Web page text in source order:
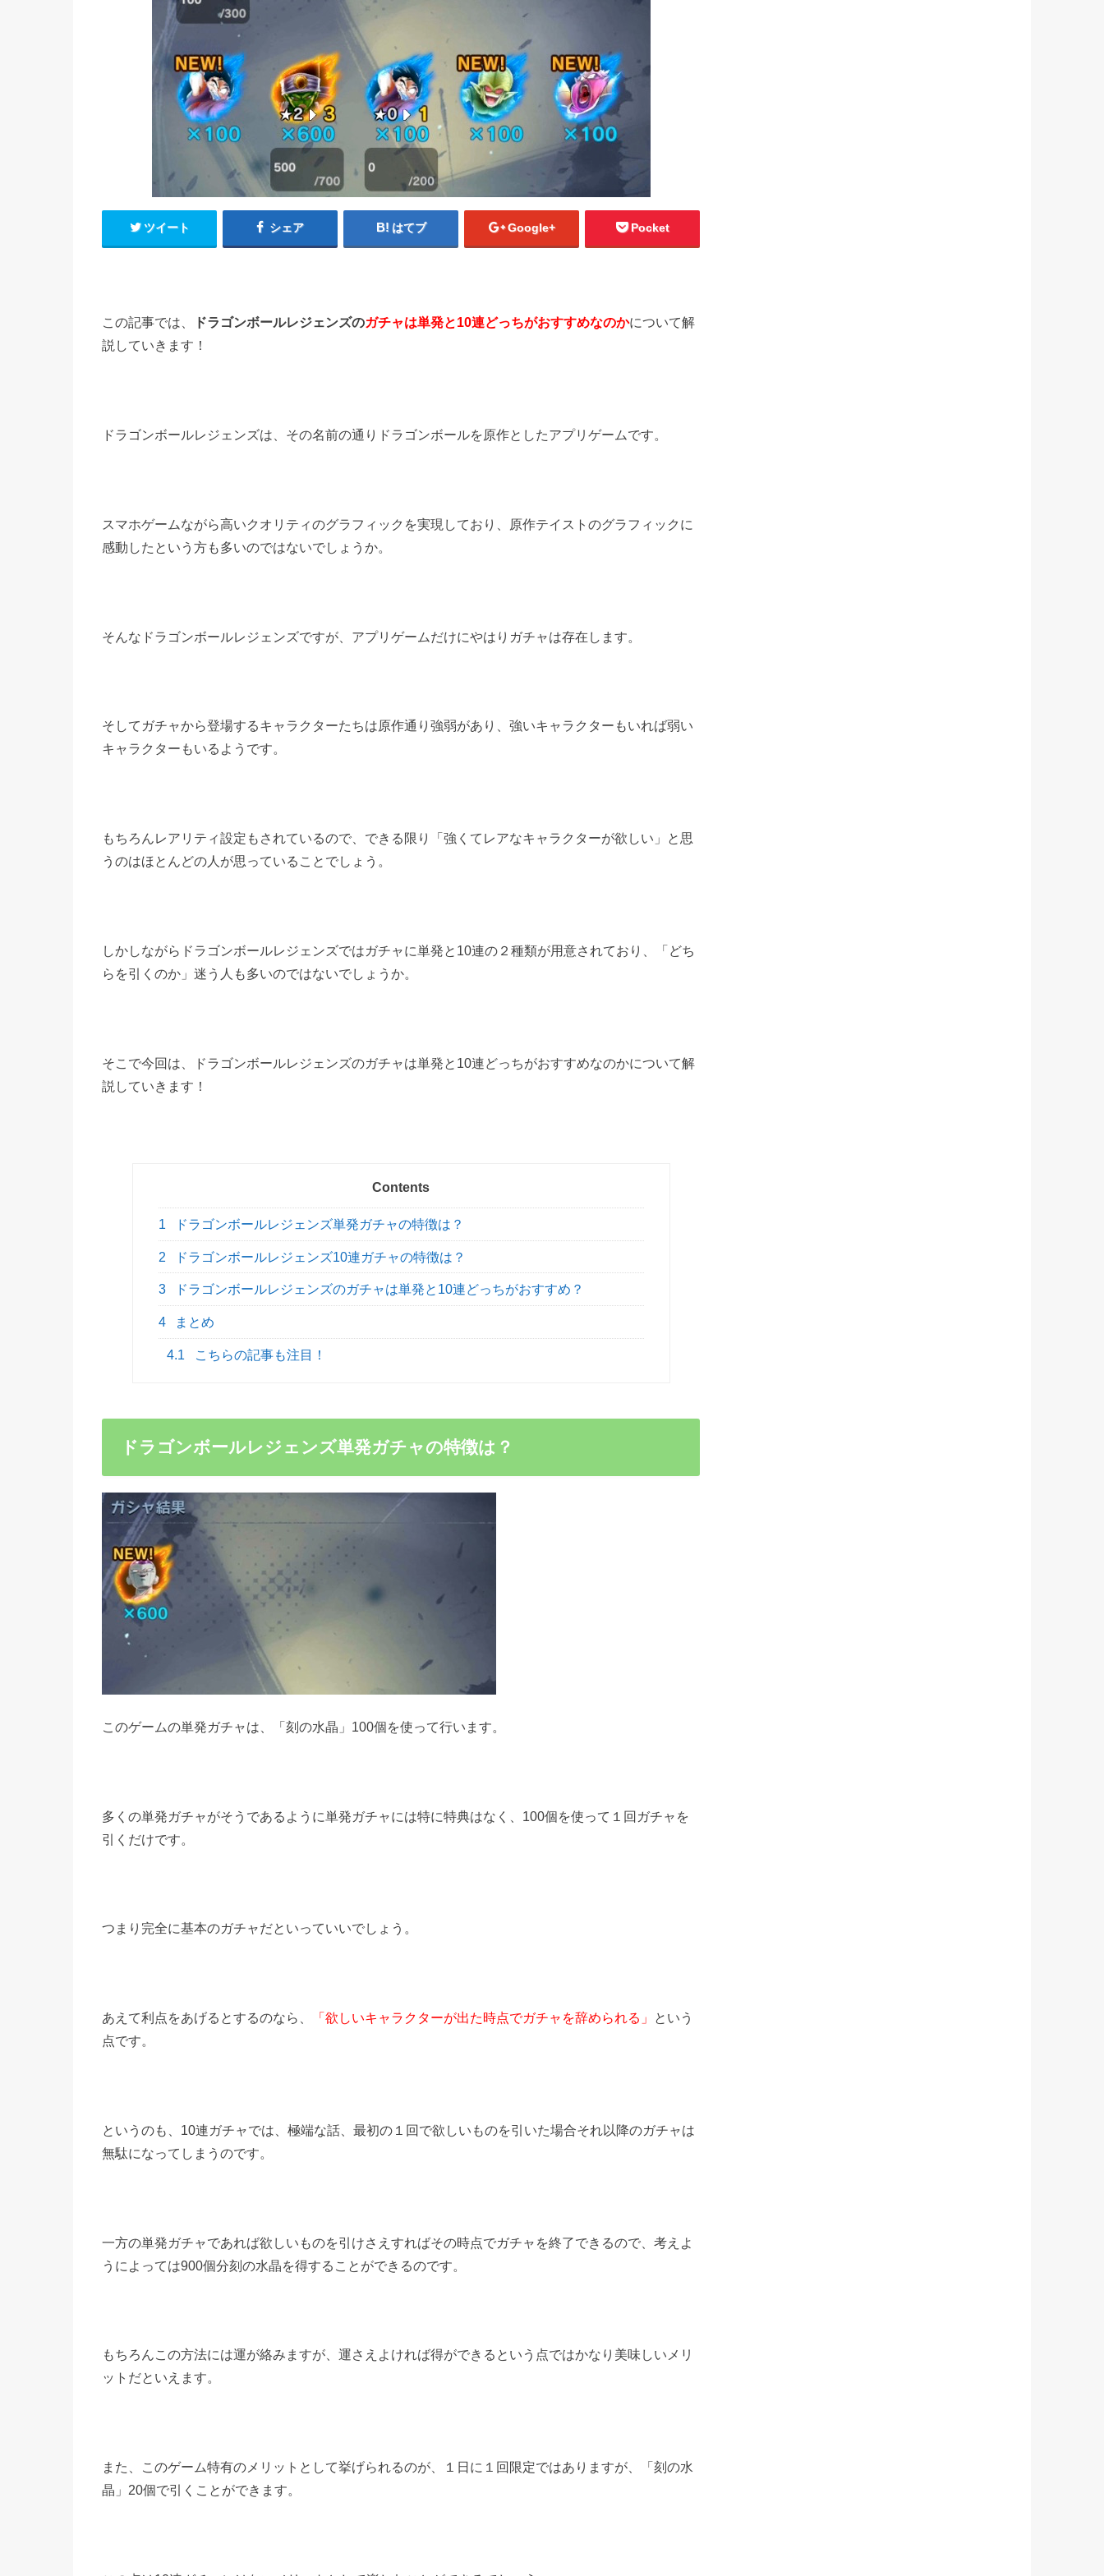
ツイート シェア はてブ Google+ Pocket
この記事では、 ドラゴンボールレジェンズのガチャは単発と10連どっちがおすすめなのかについて解
説していきます！
ドラゴンボールレジェンズは、その名前の通りドラゴンボールを原作としたアプリゲームです。
スマホゲームながら高いクオリティのグラフィックを実現しており、原作テイストのグラフィックに
感動したという方も多いのではないでしょうか。
そんなドラゴンボールレジェンズですが、アプリゲームだけにやはりガチャは存在します。
そしてガチャから登場するキャラクターたちは原作通り強弱があり、強いキャラクターもいれば弱い
キャラクターもいるようです。
もちろんレアリティ設定もされているので、できる限り「強くてレアなキャラクターが欲しい」と思
うのはほとんどの人が思っていることでしょう。
しかしながらドラゴンボールレジェンズではガチャに単発と10連の２種類が用意されており、「どち
らを引くのか」迷う人も多いのではないでしょうか。
そこで今回は、ドラゴンボールレジェンズのガチャは単発と10連どっちがおすすめなのかについて解
説していきます！
Contents
1 ドラゴンボールレジェンズ単発ガチャの特徴は？
2 ドラゴンボールレジェンズ10連ガチャの特徴は？
3 ドラゴンボールレジェンズのガチャは単発と10連どっちがおすすめ？
4 まとめ
4.1 こちらの記事も注目！
ドラゴンボールレジェンズ単発ガチャの特徴は？
このゲームの単発ガチャは、「刻の水晶」100個を使って行います。
多くの単発ガチャがそうであるように単発ガチャには特に特典はなく、100個を使って１回ガチャを
引くだけです。
つまり完全に基本のガチャだといっていいでしょう。
あえて利点をあげるとするのなら、 「欲しいキャラクターが出た時点でガチャを辞められる」
という
点です。
というのも、10連ガチャでは、極端な話、最初の１回で欲しいものを引いた場合それ以降のガチャは
無駄になってしまうのです。
一方の単発ガチャであれば欲しいものを引けさえすればその時点でガチャを終了できるので、考えよ
うによっては900個分刻の水晶を得することができるのです。
もちろんこの方法には運が絡みますが、運さえよければ得ができるという点ではかなり美味しいメリ
ットだといえます。
また、このゲーム特有のメリットとして挙げられるのが、１日に１回限定ではありますが、「刻の水
晶」20個で引くことができます。